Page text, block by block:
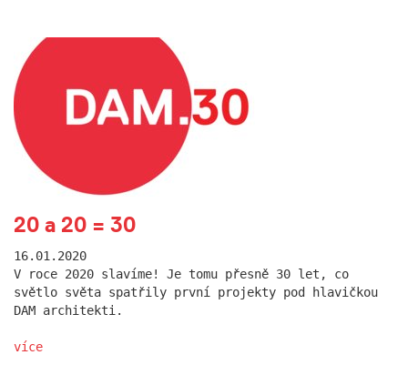
20 a 20 = 30
16.01.2020
V roce 2020 slavíme! Je tomu přesně 30 let, co
světlo světa spatřily první projekty pod hlavičkou
DAM architekti.
více